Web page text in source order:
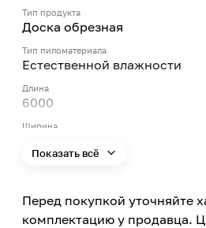
Тип продукта
Доска обрезная
Тип пиломатериала
Естественной влажности
Длина
6000
Ширина
Порода дерева
Хвоя
Показать всё
Перед покупкой уточняйте
комплектацию у продавца.